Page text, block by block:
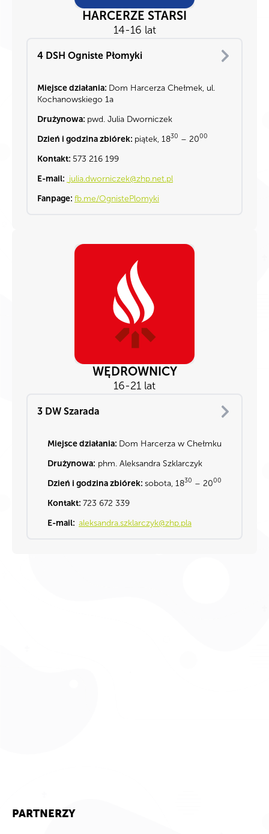
HARCERZE STARSI
14-16 lat
4 DSH Ogniste Płomyki
Miejsce działania: Dom Harcerza Chełmek, ul.
Kochanowskiego 1a
Drużynowa: pwd. Julia Dworniczek
Dzień i godzina zbiórek: piątek, 1830 – 2000
Kontakt: 573 216 199
E-mail: julia.dworniczek@zhp.net.pl
Fanpage: fb.me/OgnistePlomyki
WĘDROWNICY
16-21 lat
3 DW Szarada
Miejsce działania: Dom Harcerza w Chełmku
Drużynowa: phm. Aleksandra Szklarczyk
Dzień i godzina zbiórek: sobota, 1830 – 2000
Kontakt: 723 672 339
E-mail: aleksandra.szklarczyk@zhp.pla
PARTNERZY